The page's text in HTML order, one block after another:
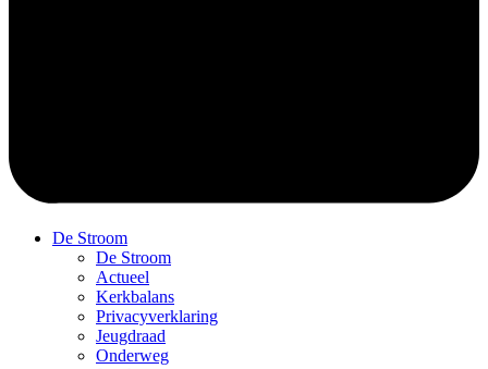
De Stroom
De Stroom
Actueel
Kerkbalans
Privacyverklaring
Jeugdraad
Onderweg